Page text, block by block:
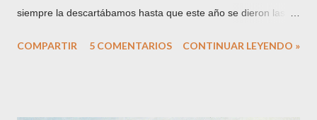
siempre la descartábamos hasta que este año se dieron las
hacerlo. De entrada, el primer obstáculo a superar es el de
COMPARTIR 5 COMENTARIOS CONTINUAR LEYENDO »